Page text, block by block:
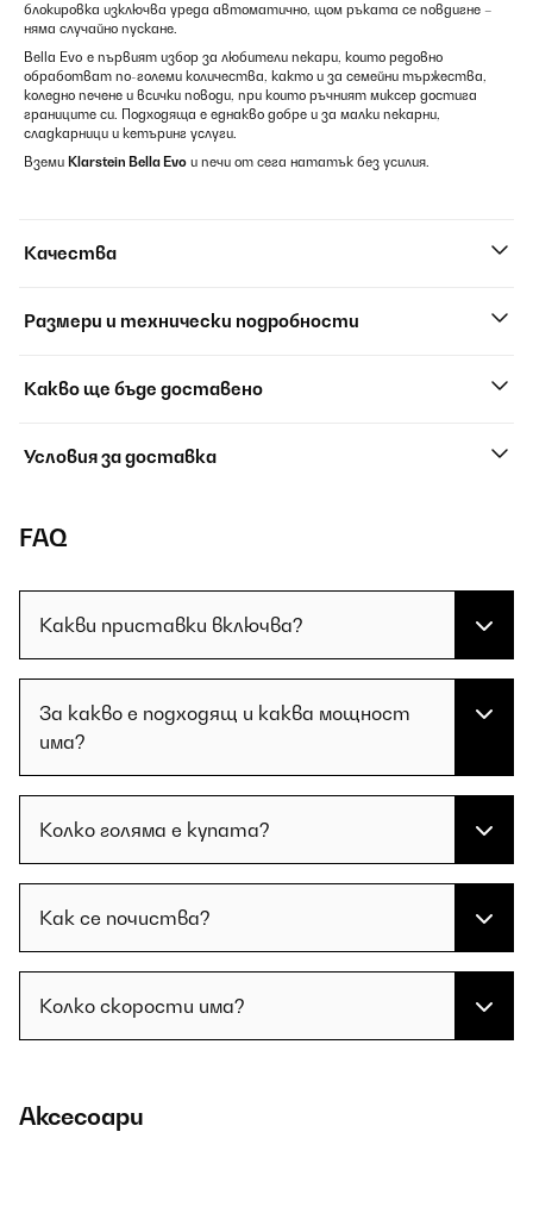
блокировка изключва уреда автоматично, щом ръката се повдигне –
няма случайно пускане.
Bella Evo е първият избор за любители пекари, които редовно
обработват по-големи количества, както и за семейни тържества,
коледно печене и всички поводи, при които ръчният миксер достига
границите си. Подходяща е еднакво добре и за малки пекарни,
сладкарници и кетъринг услуги.
Вземи Klarstein Bella Evo и печи от сега нататък без усилия.
Качества
Размери и технически подробности
Какво ще бъде доставено
Условия за доставка
FAQ
Какви приставки включва?
За какво е подходящ и каква мощност
има?
Колко голяма е купата?
Как се почиства?
Колко скорости има?
Аксесоари